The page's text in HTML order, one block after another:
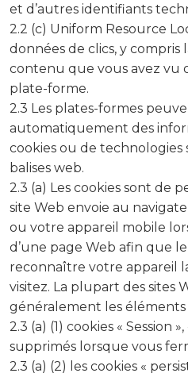
et d’autres identifiants
2.2 (c) Uniform Resource
données de clics, y compris
contenu que vous avez vu
plate-forme.
2.3 Les plates-formes
automatiquement des
cookies ou de technologies
balises web.
2.3 (a) Les cookies sont de
site Web envoie au
ou votre appareil mobile
d’une page Web afin que
reconnaître votre appareil
visitez. La plupart des sites
généralement les éléments
2.3 (a) (1) cookies « Session
supprimés lorsque vous
2.3 (a) (2) les cookies «